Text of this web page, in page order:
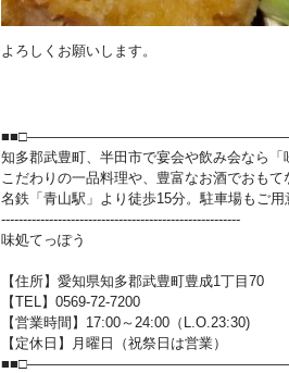
よろしくお願いします。
知多郡武豊町、半田市で宴会や飲み会なら「
こだわりの一品料理や、豊富なお酒でおもて
名鉄「青山駅」より徒歩15分。駐車場もご用
-------------------------------------------------------
味処てっぽう
【住所】愛知県知多郡武豊町豊成1丁目70
【TEL】0569-72-7200
【営業時間】17:00～24:00（L.O.23:30)
【定休日】月曜日（祝祭日は営業）